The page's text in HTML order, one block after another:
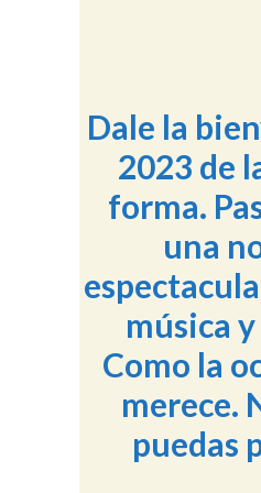
Dale la
2023 de
forma.
una
música
Como la
merece.
puedas